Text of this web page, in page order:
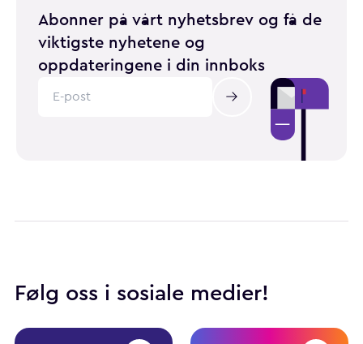
Abonner på vårt nyhetsbrev og få de
viktigste nyhetene og
oppdateringene i din innboks
Følg oss i sosiale medier!